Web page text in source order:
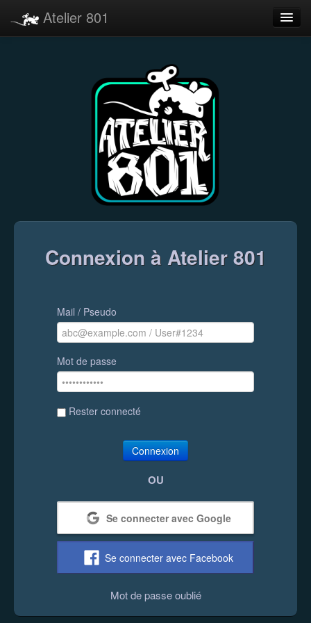
Atelier 801
Connexion à Atelier 801
Mail / Pseudo
Mot de passe
Rester connecté
Connexion
OU
Se connecter avec Google
Se connecter avec Facebook
Mot de passe oublié